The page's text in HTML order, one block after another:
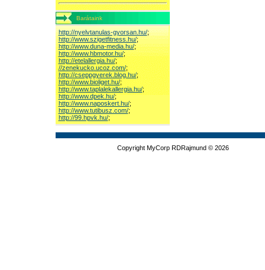
Barátaink
http://nyelvtanulas-gyorsan.hu/;
http://www.szigetfitness.hu/;
http://www.duna-media.hu/;
http://www.hbmotor.hu/;
http://etelallergia.hu/;
//zenekucko.ucoz.com/;
http://cseppgyerek.blog.hu/;
http://www.bioliget.hu/;
http://www.taplalekallergia.hu/;
http://www.dpek.hu/;
http://www.naposkert.hu/;
http://www.tutibusz.com/;
http://99.hpvk.hu/;
Copyright MyCorp RDRajmund © 2026